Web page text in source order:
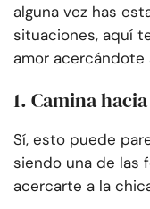
alguna vez has
situaciones, aquí
amor acercándote
1. Camina
Sí, esto puede
siendo una de las
acercarte a la